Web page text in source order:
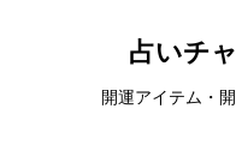
占いチ
開運アイテム・